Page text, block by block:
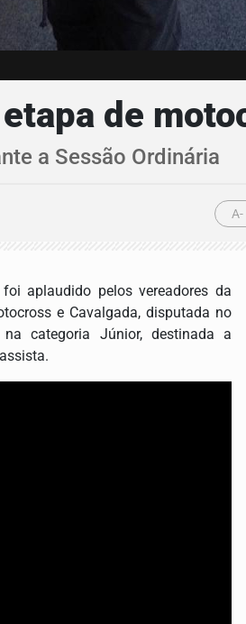
de
a Sessão Ordinária
A-
aplaudido pelos vereadores da
e Cavalgada, disputada no
categoria Júnior, destinada a